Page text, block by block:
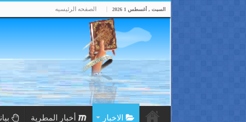
السبت , أغسطس 1 2026 الصفحه الرئيسيه
الاخبار أخبار المطرية